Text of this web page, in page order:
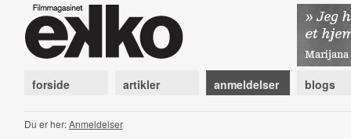
forside artikler anmeldelser blogs
Du er her:Anmeldelser